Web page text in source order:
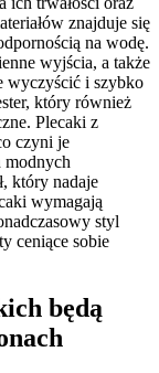
znajduje się
na wodę.
wyjścia, a także
wyczyścić i szybko
który również
Plecaki z
czyni je
modnych
który nadaje
wymagają
styl
ceniące sobie
będą